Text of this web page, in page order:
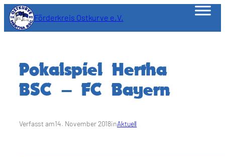
Zum
Inhalt
springen
Förderkreis Ostkurve e.V.
Pokalspiel Hertha
BSC – FC Bayern
Verfasst am14. November 2018inAktuell